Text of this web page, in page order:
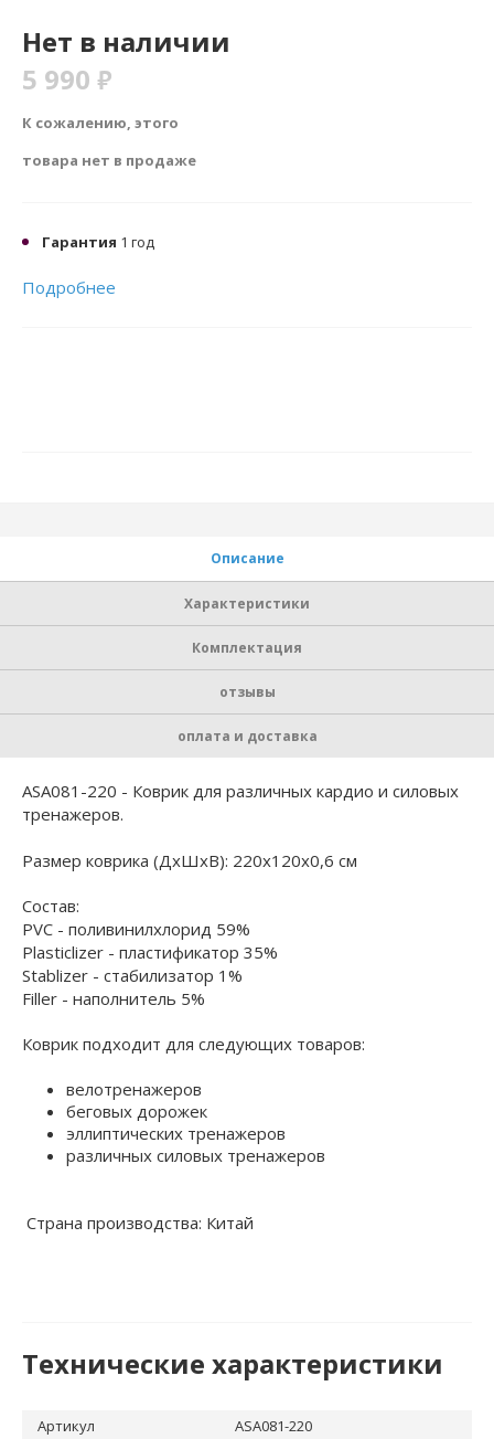
Нет в наличии
5 990 ₽
К сожалению, этого
товара нет в продаже
Гарантия 1 год
Подробнее
Описание
Характеристики
Комплектация
отзывы
оплата и доставка
ASA081-220 - Коврик для различных кардио и силовых
тренажеров.
Размер коврика (ДхШхВ): 220x120x0,6 см
Состав:
PVC - поливинилхлорид 59%
Plasticlizer - пластификатор 35%
Stablizer - стабилизатор 1%
Filler - наполнитель 5%
Коврик подходит для следующих товаров:
велотренажеров
беговых дорожек
эллиптических тренажеров
различных силовых тренажеров
Страна производства: Китай
Технические характеристики
Артикул ASA081-220